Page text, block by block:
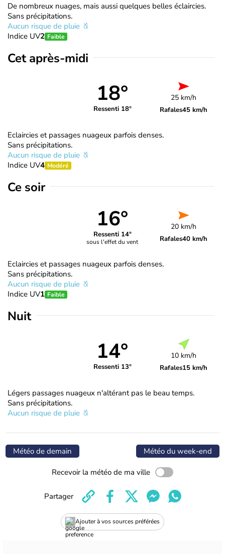
De nombreux nuages, mais aussi quelques belles éclaircies.
Sans précipitations.
Aucun risque de pluie
Indice UV2 Faible
Cet après-midi
18°
Ressenti 18°
25 km/h
Rafales45 km/h
Eclaircies et passages nuageux parfois denses.
Sans précipitations.
Aucun risque de pluie
Indice UV4 Modéré
Ce soir
16°
Ressenti 14°
sous l'effet du vent
20 km/h
Rafales40 km/h
Eclaircies et passages nuageux parfois denses.
Sans précipitations.
Aucun risque de pluie
Indice UV1 Faible
Nuit
14°
Ressenti 13°
10 km/h
Rafales15 km/h
Légers passages nuageux n'altérant pas le beau temps.
Sans précipitations.
Aucun risque de pluie
Météo de demain Météo du week-end
Recevoir la météo de ma ville
Ajouter à vos sources préférées
Partager